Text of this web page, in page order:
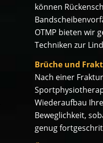
können
OTMP bieten wir
Techniken zur
Brüche und
Nach einer
Wiederaufbau
Beweglichkeit,
genug